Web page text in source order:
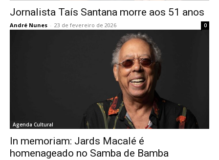
Jornalista Taís Santana morre aos 51 anos
André Nunes - 23 de fevereiro de 2026 0
Agenda Cultural
In memoriam: Jards Macalé é
homenageado no Samba de Bamba